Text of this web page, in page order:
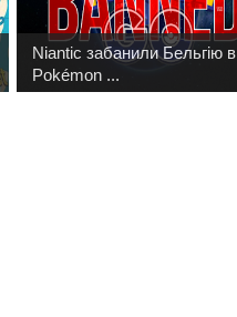
Niantic забанили Бельгію в
Pokémon ...